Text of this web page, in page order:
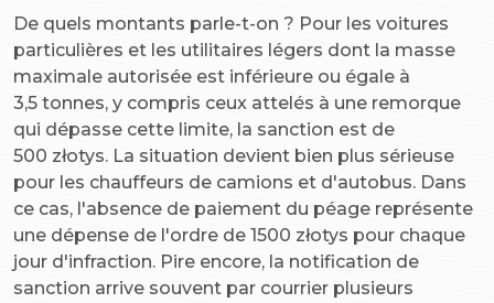
De quels montants parle-t-on ? Pour les voitures
particulières et les utilitaires légers dont la masse
maximale autorisée est inférieure ou égale à
3,5 tonnes, y compris ceux attelés à une remorque
qui dépasse cette limite, la sanction est de
500 złotys. La situation devient bien plus sérieuse
pour les chauffeurs de camions et d'autobus. Dans
ce cas, l'absence de paiement du péage représente
une dépense de l'ordre de 1500 złotys pour chaque
jour d'infraction. Pire encore, la notification de
sanction arrive souvent par courrier plusieurs